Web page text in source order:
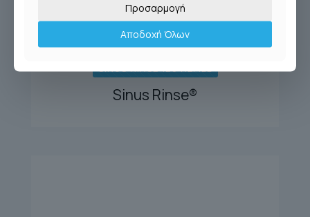
SINUS RINSE 120 REFILL
Sinus Rinse®
Προσαρμογή
Αποδοχή Όλων